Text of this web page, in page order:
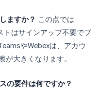
ますか？ この点では
トはサインアップ不要でブ
やWebexは、アカウ
が大きくなります。
の要件は何ですか？